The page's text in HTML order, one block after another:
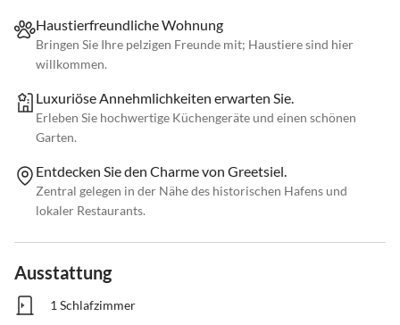
Haustierfreundliche Wohnung
Bringen Sie Ihre pelzigen Freunde mit; Haustiere sind hier
willkommen.
Luxuriöse Annehmlichkeiten erwarten Sie.
Erleben Sie hochwertige Küchengeräte und einen schönen
Garten.
Entdecken Sie den Charme von Greetsiel.
Zentral gelegen in der Nähe des historischen Hafens und
lokaler Restaurants.
Ausstattung
1 Schlafzimmer